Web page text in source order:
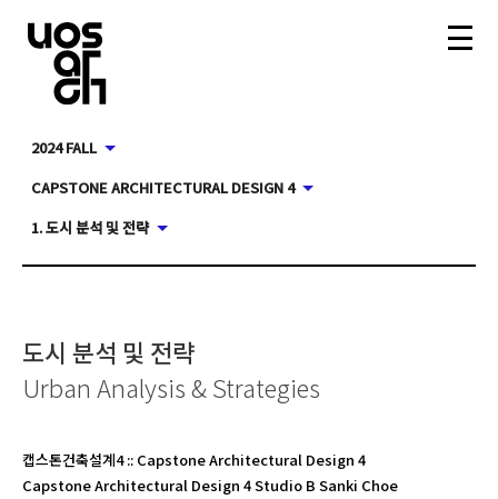
2024 FALL
CAPSTONE ARCHITECTURAL DESIGN 4
1. 도시 분석 및 전략
도시 분석 및 전략
Urban Analysis & Strategies
캡스톤건축설계4:: Capstone Architectural Design 4
Capstone Architectural Design 4 Studio B Sanki Choe